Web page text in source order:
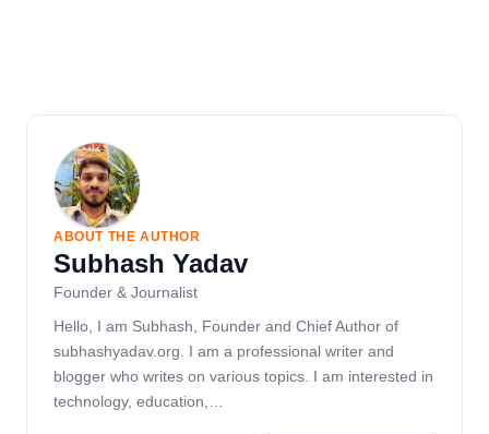
ABOUT THE AUTHOR
Subhash Yadav
Founder & Journalist
Hello, I am Subhash, Founder and Chief Author of
subhashyadav.org. I am a professional writer and
blogger who writes on various topics. I am interested in
technology, education,…